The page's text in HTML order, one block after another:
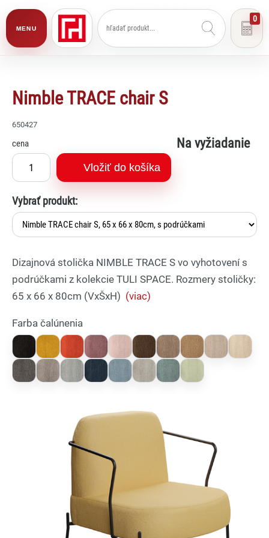
MENU
0
Nimble TRACE chair S
650427
cena Na vyžiadanie
Vložiť do košíka
Vybrať produkt:
Dizajnová stolička NIMBLE TRACE S vo vyhotovení s
podrúčkami z kolekcie TULI SPACE. Rozmery stoličky:
65 x 66 x 80cm (VxŠxH) (viac)
Farba čalúnenia